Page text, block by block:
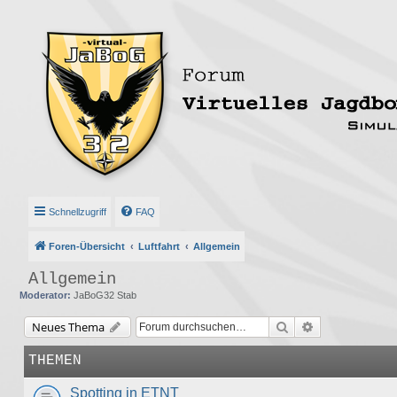
Schnellzugriff FAQ
Foren-Übersicht Luftfahrt Allgemein
Allgemein
Moderator: JaBoG32 Stab
Neues Thema Suche
THEMEN
Spotting in ETNT